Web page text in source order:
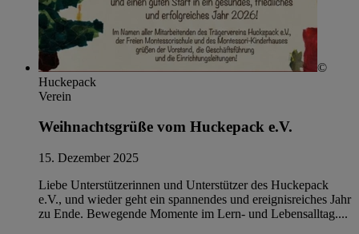
©
Huckepack
Verein
Weihnachtsgrüße vom Huckepack e.V.
15. Dezember 2025
Liebe Unterstützerinnen und Unterstützer des Huckepack
e.V., und wieder geht ein spannendes und ereignisreiches Jahr
zu Ende. Bewegende Momente im Lern- und Lebensalltag....